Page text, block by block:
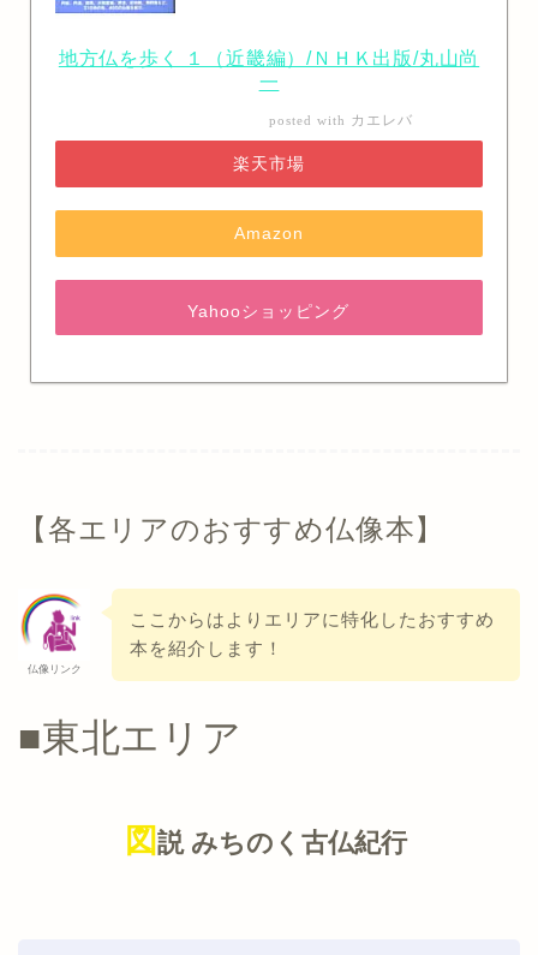
地方仏を歩く １（近畿編）/ＮＨＫ出版/丸山尚
一
posted with カエレバ
楽天市場
Amazon
Yahooショッピング
【各エリアのおすすめ仏像本】
仏像リンク
ここからはよりエリアに特化したおすすめ
本を紹介します！
■東北エリア
図説 みちのく古仏紀行